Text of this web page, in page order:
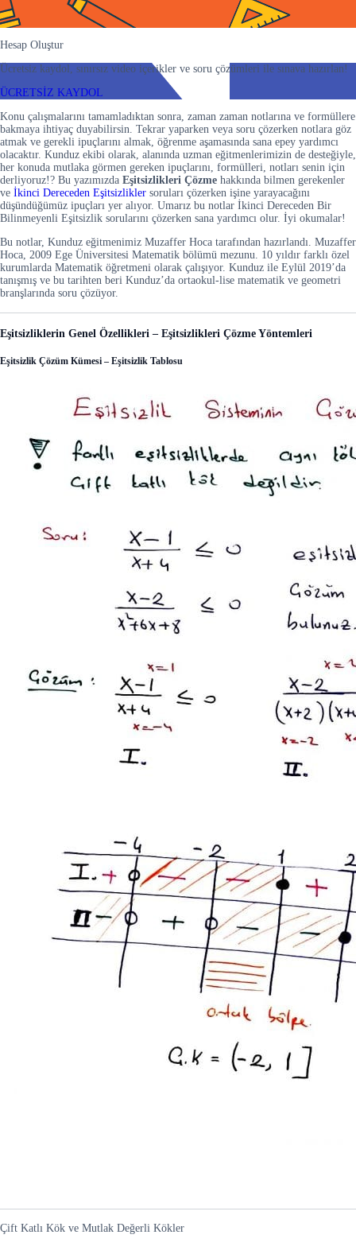
Hesap Oluştur
Ücretsiz kaydol, sınırsız video içerikler ve soru çözümleri ile sınava hazırlan!
ÜCRETSİZ KAYDOL
Konu çalışmalarını tamamladıktan sonra, zaman zaman notlarına ve formüllere
bakmaya ihtiyaç duyabilirsin. Tekrar yaparken veya soru çözerken notlara göz
atmak ve gerekli ipuçlarını almak, öğrenme aşamasında sana epey yardımcı
olacaktır. Kunduz ekibi olarak, alanında uzman eğitmenlerimizin de desteğiyle,
her konuda mutlaka görmen gereken ipuçlarını, formülleri, notları senin için
derliyoruz!? Bu yazımızda Eşitsizlikleri Çözme hakkında bilmen gerekenler
ve İkinci Dereceden Eşitsizlikler soruları çözerken işine yarayacağını
düşündüğümüz ipuçları yer alıyor. Umarız bu notlar İkinci Dereceden Bir
Bilinmeyenli Eşitsizlik sorularını çözerken sana yardımcı olur. İyi okumalar!
Bu notlar, Kunduz eğitmenimiz Muzaffer Hoca tarafından hazırlandı. Muzaffer
Hoca, 2009 Ege Üniversitesi Matematik bölümü mezunu. 10 yıldır farklı özel
kurumlarda Matematik öğretmeni olarak çalışıyor. Kunduz ile Eylül 2019’da
tanışmış ve bu tarihten beri Kunduz’da ortaokul-lise matematik ve geometri
branşlarında soru çözüyor.
Eşitsizliklerin Genel Özellikleri – Eşitsizlikleri Çözme Yöntemleri
Eşitsizlik Çözüm Kümesi – Eşitsizlik Tablosu
Çift Katlı Kök ve Mutlak Değerli Kökler